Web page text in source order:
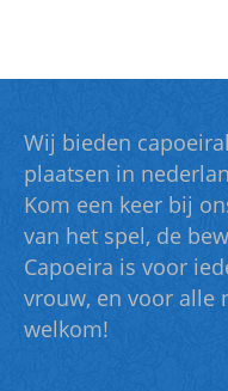
Wij bieden
plaatsen in
Kom een keer bij
van het spel, de
Capoeira is voor
vrouw, en voor alle
welkom!